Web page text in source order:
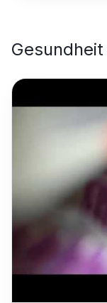
Gesundheit